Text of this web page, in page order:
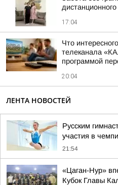
17:04
Что
телеканала
программой
20:04
ЛЕНТА НОВОСТЕЙ
Русским
участия в
21:54
«Цаган-Нур»
Кубок Главы